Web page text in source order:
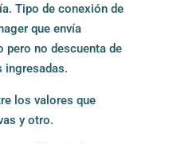
Tipo de conexión de
que envía
pero no descuenta de
ingresadas.
los valores que
y otro.